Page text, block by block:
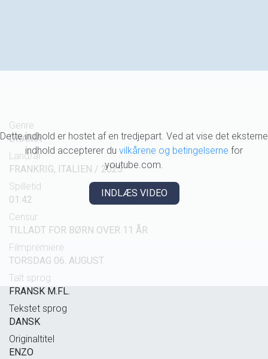
Dette indhold er hostet af en tredjepart. Ved at vise det eksterne
indhold accepterer du vilkårene og betingelserne for
youtube.com.
INDLÆS VIDEO
Genre
DRAMA
Land/år
FRANKRIG, ITALIEN / 2025
Spilletid
01:42
Censur
TILLADT FOR BØRN OVER 11 ÅR
Filmpremiere
TORSDAG 06. AUGUST
Talt sprog
FRANSK M.FL.
Tekstet sprog
DANSK
Originaltitel
ENZO